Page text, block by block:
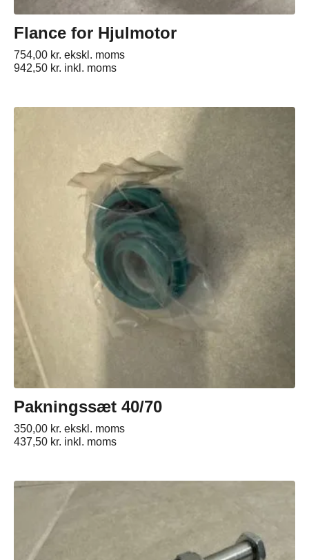
Flance for Hjulmotor
754,00 kr. ekskl. moms
942,50 kr. inkl. moms
Pakningssæt 40/70
350,00 kr. ekskl. moms
437,50 kr. inkl. moms